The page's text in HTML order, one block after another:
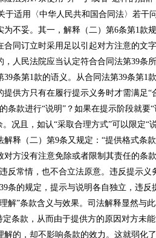
适用〈中华人民共和国合同法〉若干
为不妥。其一，解释（二）第6条第1款
合同订立时采用足以引起对方注意的文
人民法院应当认定符合合同法第39条
条第1款的语义。从合同法第39条第1
提供方只有在履行提示义务时才需满足
条款进行“说明”？如果在提示阶段就要
况且，如认“采取合理方式”可以限定“
释（二）第9条又规定：“提供格式条
对方没有注意免除或者限制其责任的条
反常情，也不合立法原意。违反提示义
条的规定，提示与说明各自独立，违
解”条款含义与效果。司法解释显然与
定条款，从而由于提供方的原因对方未
的，却不影响条款的效力。这就弱化